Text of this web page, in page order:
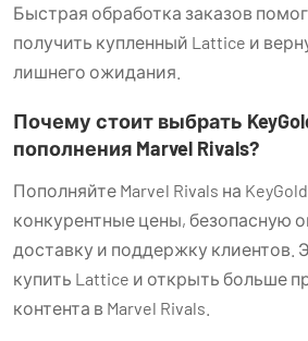
Быстрая обработка заказов
получить купленный Lattice и
лишнего ожидания.
Почему стоит выбрать
пополнения Marvel Rivals?
Пополняйте Marvel Rivals на
конкурентные цены, безопасную
доставку и поддержку клиентов.
купить Lattice и открыть больше
контента в Marvel Rivals.